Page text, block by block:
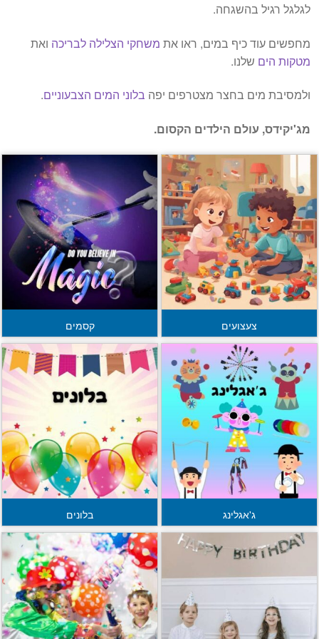
לגלגל רגיל בהשגחה.
מחפשים עוד כיף במים, ראו את משחקי הצלילה לבריכה ואת
מטקות הים שלנו.
ולמסיבת מים בחצר מצטרפים יפה בלוני המים הצבעוניים.
מג'יקידס, עולם הילדים הקסום.
צעצועים קסמים
ג'אגלינג בלונים